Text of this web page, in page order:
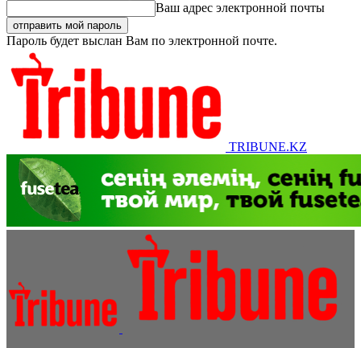
Ваш адрес электронной почты
Пароль будет выслан Вам по электронной почте.
TRIBUNE.KZ